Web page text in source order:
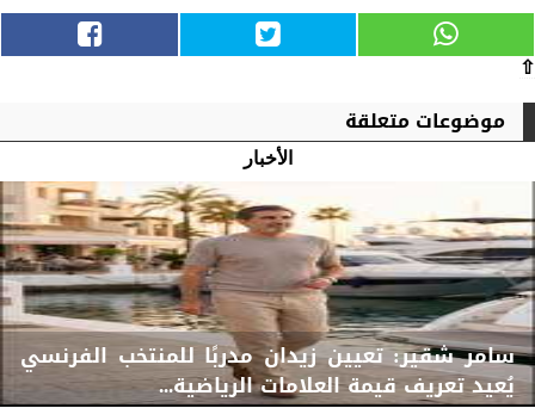
⇧
موضوعات متعلقة
الأخبار
سامر شقير: تعيين زيدان مدربًا للمنتخب الفرنسي
يُعيد تعريف قيمة العلامات الرياضية...